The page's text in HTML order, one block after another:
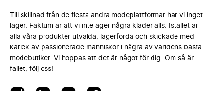
Till skillnad från de flesta andra modeplattformar har vi inget
lager. Faktum är att vi inte äger några kläder alls. Istället är
alla våra produkter utvalda, lagerförda och skickade med
kärlek av passionerade människor i några av världens bästa
modebutiker. Vi hoppas att det är något för dig. Om så är
fallet, följ oss!